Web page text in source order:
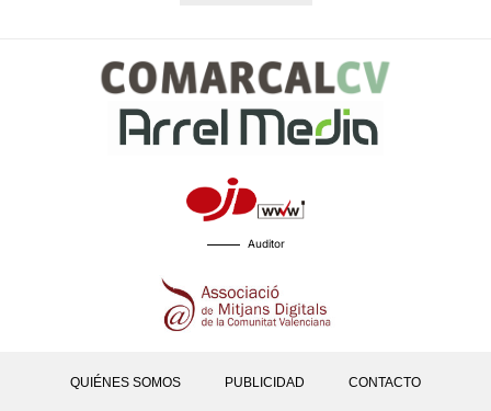
Auditor
QUIÉNES SOMOS PUBLICIDAD CONTACTO